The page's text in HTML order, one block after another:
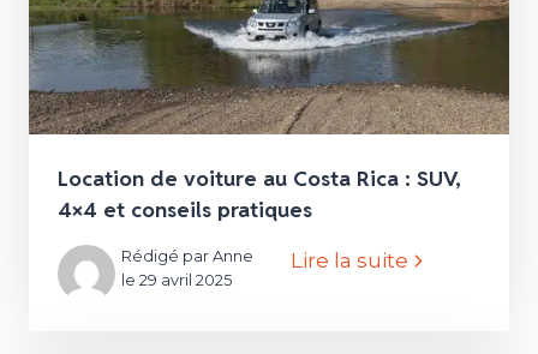
Location de voiture au Costa Rica : SUV,
4×4 et conseils pratiques
Rédigé par Anne
le 29 avril 2025
Lire la suite